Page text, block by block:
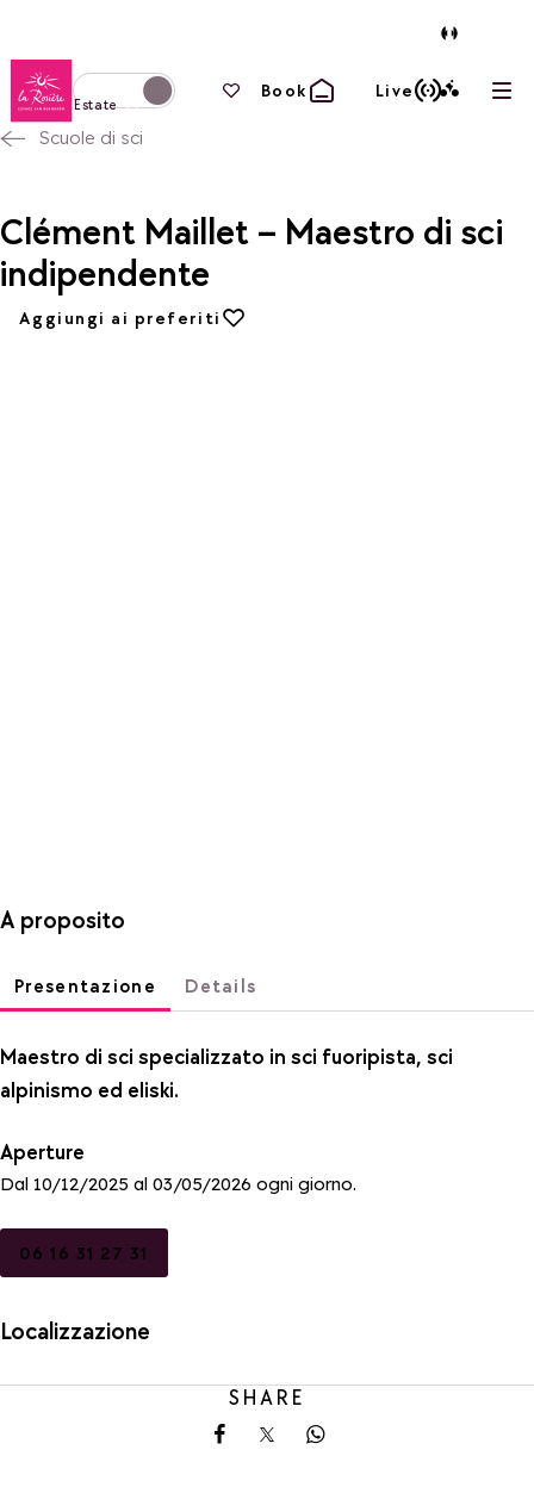
Torna alla home page
Passa alla modalità invernale
Estate
I tuoi preferiti
Book Live
Scuole di sci
Clément Maillet – Maestro di sci
indipendente
Aggiungi ai preferiti
Aggiungi ai preferiti
A proposito
Presentazione Details
Maestro di sci specializzato in sci fuoripista, sci
alpinismo ed eliski.
Aperture
Dal 10/12/2025 al 03/05/2026 ogni giorno.
06 16 31 27 31
Localizzazione
SHARE
Share on Facebook
Share on X
Share on Whatsapp